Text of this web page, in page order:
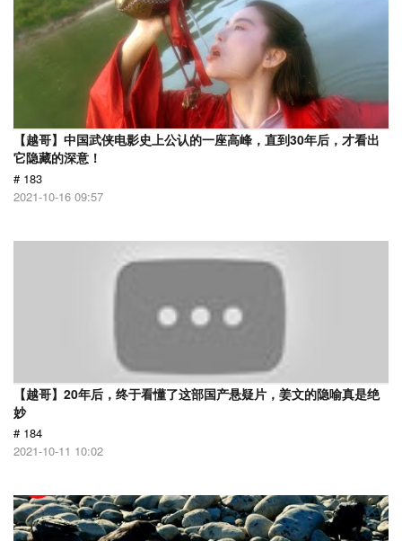
【越哥】中国武侠电影史上公认的一座高峰，直到30年后，才看出
它隐藏的深意！
# 183
2021-10-16 09:57
【越哥】20年后，终于看懂了这部国产悬疑片，姜文的隐喻真是绝
妙
# 184
2021-10-11 10:02